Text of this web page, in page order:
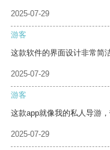
2025-07-29
游客
这款软件的界面设计非常简
2025-07-29
游客
这款app就像我的私人导游
2025-07-29